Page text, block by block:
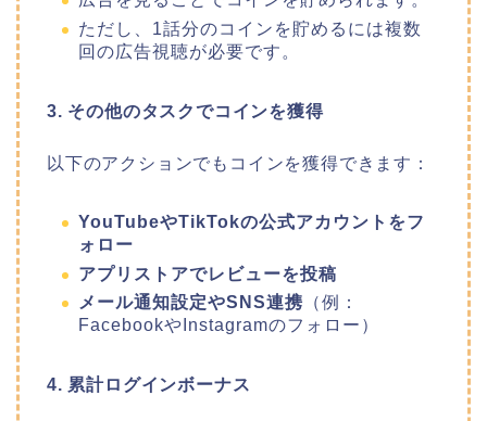
ただし、1話分のコインを貯めるには複数
回の広告視聴が必要です。
3. その他のタスクでコインを獲得
以下のアクションでもコインを獲得できます：
YouTubeやTikTokの公式アカウントをフ
ォロー
アプリストアでレビューを投稿
メール通知設定やSNS連携 （例：
FacebookやInstagramのフォロー）
4. 累計ログインボーナス